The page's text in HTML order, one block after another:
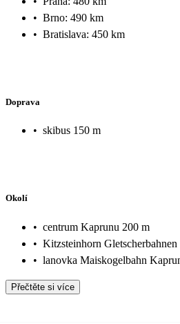
• Brno: 490 km
• Bratislava: 450 km
Doprava
• skibus 150 m
Okolí
• centrum Kaprunu 200 m
• Kitzsteinhorn Gletscherbahnen
• lanovka Maiskogelbahn
Přečtěte si více